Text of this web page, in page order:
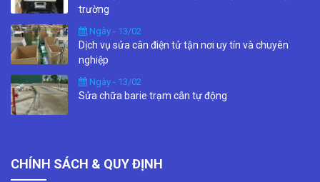
trường
Ngày - 13/02
Dịch vụ sửa cân điện tử tận nơi uy tín và chuyên
nghiệp
Ngày - 13/02
Sửa chữa barie trạm cân tự động
CHÍNH SÁCH & QUY ĐỊNH